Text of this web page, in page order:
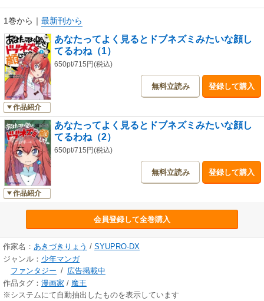
1巻から ｜ 最新刊から
作品紹介
あなたってよく見るとドブネズミみたいな顔し
てるわね（1）
650pt/715円(税込)
無料立読み 登録して購入
作品紹介
あなたってよく見るとドブネズミみたいな顔し
てるわね（2）
650pt/715円(税込)
無料立読み 登録して購入
会員登録して全巻購入
作家名： あきづきりょう / SYUPRO-DX
ジャンル： 少年マンガ
ファンタジー / 広告掲載中
作品タグ： 漫画家 / 魔王
※システムにて自動抽出したものを表示しています